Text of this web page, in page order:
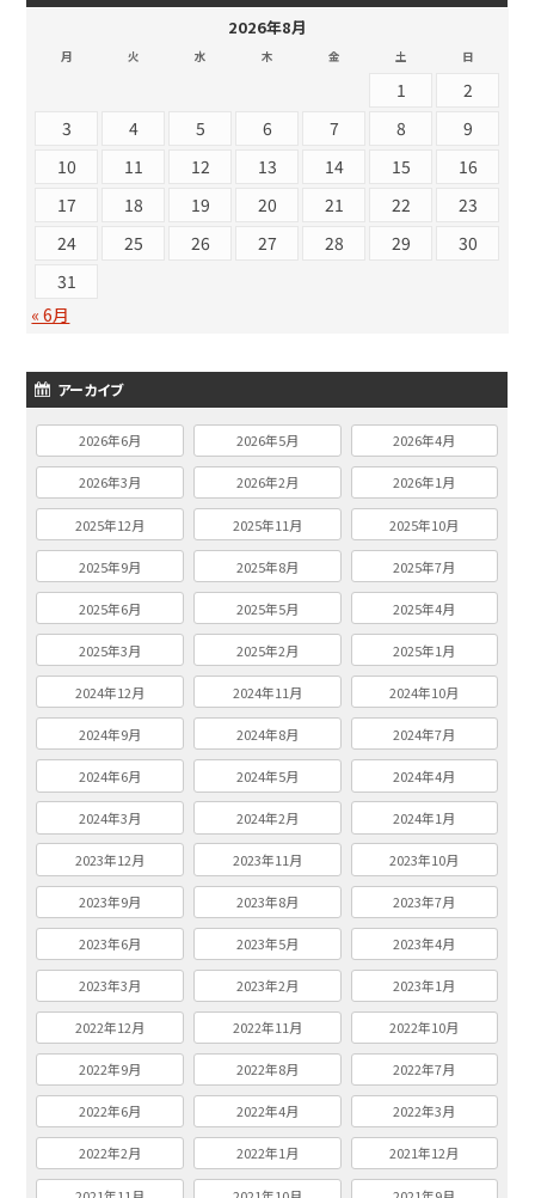
2026年8月
月 火 水 木 金 土 日
1
2
3
4 5 6 7 8
9
10
11 12 13 14 15
16
17
18 19 20 21 22
23
24
25 26 27 28 29
30
31
« 6月
アーカイブ
2026年6月 2026年5月 2026年4月
2026年3月 2026年2月 2026年1月
2025年12月 2025年11月 2025年10月
2025年9月 2025年8月 2025年7月
2025年6月 2025年5月 2025年4月
2025年3月 2025年2月 2025年1月
2024年12月 2024年11月 2024年10月
2024年9月 2024年8月 2024年7月
2024年6月 2024年5月 2024年4月
2024年3月 2024年2月 2024年1月
2023年12月 2023年11月 2023年10月
2023年9月 2023年8月 2023年7月
2023年6月 2023年5月 2023年4月
2023年3月 2023年2月 2023年1月
2022年12月 2022年11月 2022年10月
2022年9月 2022年8月 2022年7月
2022年6月 2022年4月 2022年3月
2022年2月 2022年1月 2021年12月